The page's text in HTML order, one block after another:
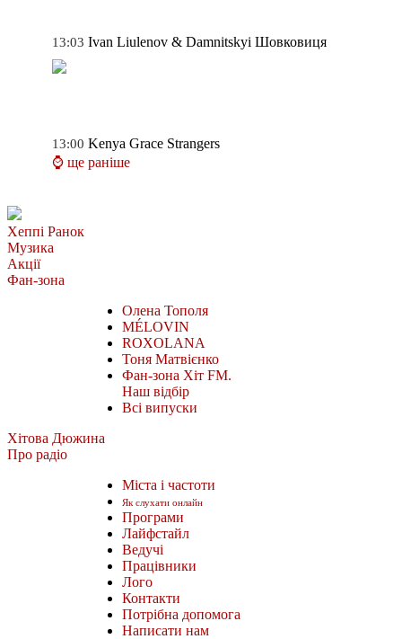
13:03 Ivan Liulenov & Damnitskyi Шовковиця
13:00 Kenya Grace Strangers
⌚ ще раніше
Хеппі Ранок
Музика
Акції
Фан-зона
Олена Тополя
MÉLOVIN
ROXOLANA
Тоня Матвієнко
Фан-зона Хіт FM.
Наш відбір
Всі випуски
Хітова Дюжина
Про радіо
Міста і частоти
Як слухати онлайн
Програми
Лайфстайл
Ведучі
Працівники
Лого
Контакти
Потрібна допомога
Написати нам